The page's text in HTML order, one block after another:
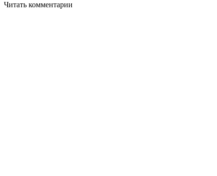
Читать комментарии